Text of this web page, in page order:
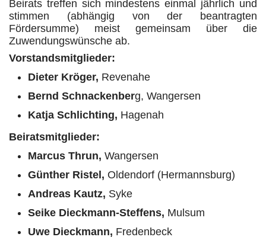
Beirats treffen sich mindestens einmal jährlich und
stimmen (abhängig von der beantragten
Fördersumme) meist gemeinsam über die
Zuwendungswünsche ab.
Vorstandsmitglieder:
Dieter Kröger, Revenahe
Bernd Schnackenberg, Wangersen
Katja Schlichting, Hagenah
Beiratsmitglieder:
Marcus Thrun, Wangersen
Günther Ristel, Oldendorf (Hermannsburg)
Andreas Kautz, Syke
Seike Dieckmann-Steffens, Mulsum
Uwe Dieckmann, Fredenbeck